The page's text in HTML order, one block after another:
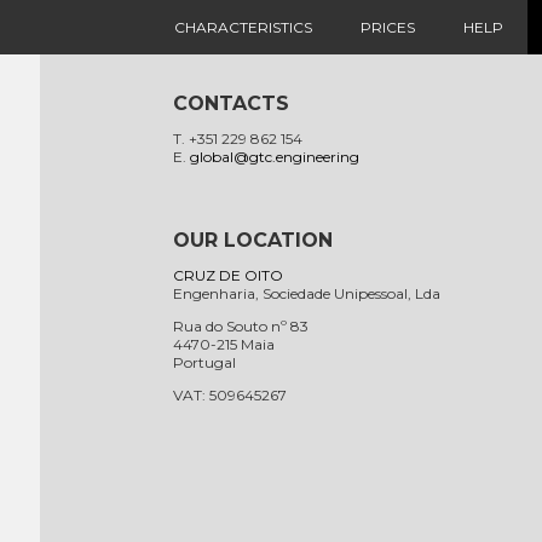
CHARACTERISTICS PRICES HELP
CONTACTS
T. +351 229 862 154
E. global@gtc.engineering
OUR LOCATION
CRUZ DE OITO
Engenharia, Sociedade Unipessoal, Lda
Rua do Souto nº 83
4470-215 Maia
Portugal
VAT: 509645267